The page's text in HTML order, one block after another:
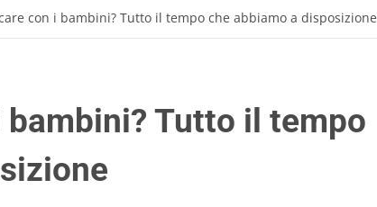
con i bambini? Tutto il tempo che abbiamo a disposizione
Tutto il tempo